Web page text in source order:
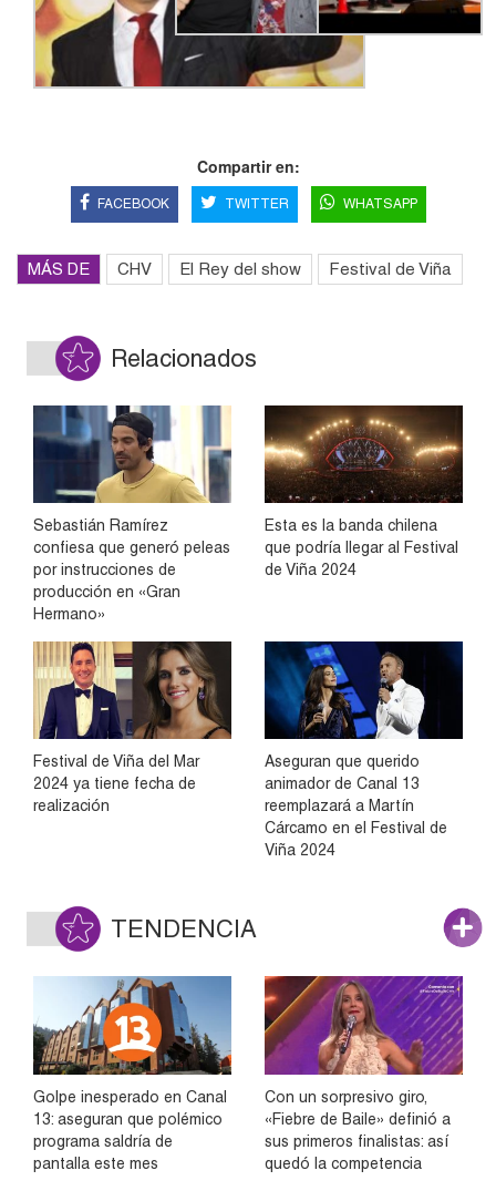
Compartir en:
FACEBOOK TWITTER WHATSAPP
MÁS DE CHV El Rey del show Festival de Viña
Relacionados
Sebastián Ramírez
confiesa que generó peleas
por instrucciones de
producción en «Gran
Hermano»
Esta es la banda chilena
que podría llegar al Festival
de Viña 2024
Festival de Viña del Mar
2024 ya tiene fecha de
realización
Aseguran que querido
animador de Canal 13
reemplazará a Martín
Cárcamo en el Festival de
Viña 2024
TENDENCIA
Golpe inesperado en Canal
13: aseguran que polémico
programa saldría de
pantalla este mes
Con un sorpresivo giro,
«Fiebre de Baile» definió a
sus primeros finalistas: así
quedó la competencia